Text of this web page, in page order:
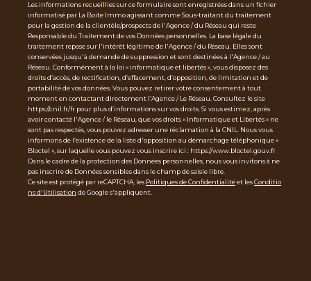
Les informations recueillies sur ce formulaire sont enregistrées dans un fichier
informatisé par La Boite Immo agissant comme Sous-traitant du traitement
pour la gestion de la clientèle/prospects de l'Agence / du Réseau qui reste
Responsable du Traitement de vos Données personnelles. La base légale du
traitement repose sur l'intérêt légitime de l'Agence / du Réseau. Elles sont
conservées jusqu'à demande de suppression et sont destinées à l'Agence / au
Réseau. Conformément à la loi « informatique et libertés », vous disposez des
droits d’accès, de rectification, d’effacement, d’opposition, de limitation et de
portabilité de vos données. Vous pouvez retirer votre consentement à tout
moment en contactant directement l’Agence / Le Réseau. Consultez le site
https://cnil.fr/fr pour plus d’informations sur vos droits. Si vous estimez, après
avoir contacté l'Agence / le Réseau, que vos droits « Informatique et Libertés » ne
sont pas respectés, vous pouvez adresser une réclamation à la CNIL. Nous vous
informons de l’existence de la liste d'opposition au démarchage téléphonique «
Bloctel », sur laquelle vous pouvez vous inscrire ici : https://www.bloctel.gouv.fr
Dans le cadre de la protection des Données personnelles, nous vous invitons à ne
pas inscrire de Données sensibles dans le champ de saisie libre.
Ce site est protégé par reCAPTCHA, les Politiques de Confidentialitéet lesConditio
ns d'Utilisation de Google s'appliquent.